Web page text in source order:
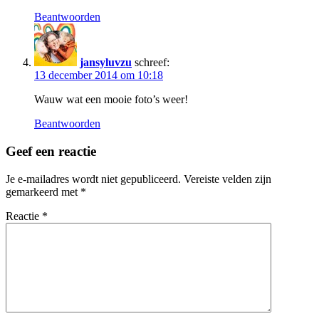
Beantwoorden
jansyluvzu schreef:
13 december 2014 om 10:18
Wauw wat een mooie foto’s weer!
Beantwoorden
Geef een reactie
Je e-mailadres wordt niet gepubliceerd. Vereiste velden zijn
gemarkeerd met *
Reactie *